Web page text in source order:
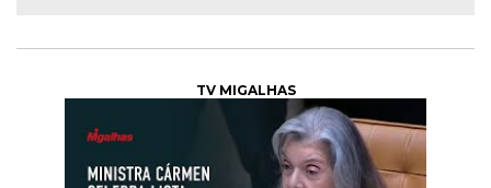
TV MIGALHAS